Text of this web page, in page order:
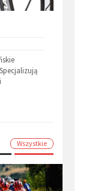
Wszystkie